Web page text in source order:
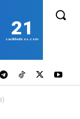
21
casiMedicos.com